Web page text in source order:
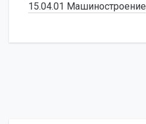
15.04.01 Машиностроение